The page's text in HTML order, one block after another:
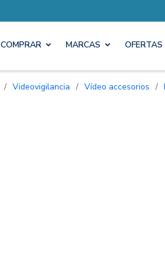
COMPRAR MARCAS OFERTAS
/ Videovigilancia / Vídeo accesorios /